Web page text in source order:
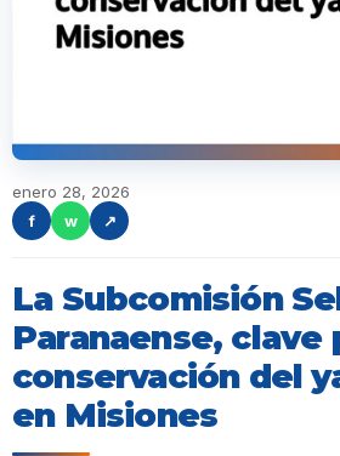
enero 28, 2026
f
w ↗
La Subcomisión
Paranaense, clave
conservación del
en Misiones